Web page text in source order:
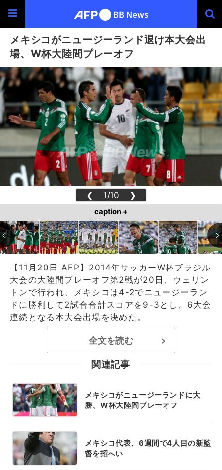
メキシコがニュージーランド退け本大会出
場、W杯大陸間プレーオフ
❮ 1/10 ❯
caption +
【11月20日 AFP】2014年サッカーW杯ブラジル
大会の大陸間プレーオフ第2戦が20日、ウェリン
トンで行われ、メキシコは4-2でニュージーラン
ドに勝利して2試合合計スコアを9-3とし、6大会
連続となる本大会出場を決めた。
全文を読む >
関連記事
メキシコがニュージーランドに大
勝、W杯大陸間プレーオフ
メキシコ代表、6週間で4人目の新監
督を招へい